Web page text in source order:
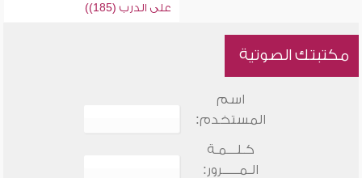
على الدرب (185))
مكتبتك الصوتية
اسم
المستخدم:
كـلـــمـة
الـمـــــرور: